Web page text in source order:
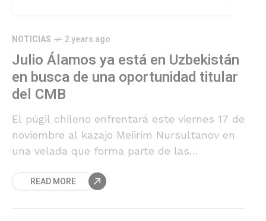
NOTICIAS 2 years ago
Julio Álamos ya está en Uzbekistán
en busca de una oportunidad titular
del CMB
El púgil chileno enfrentará este viernes 17 de
noviembre al kazajo Meiirim Nursultanov en
una velada que forma parte de las
Mundial de Boxeo que se lleva a cabo en
READ MORE